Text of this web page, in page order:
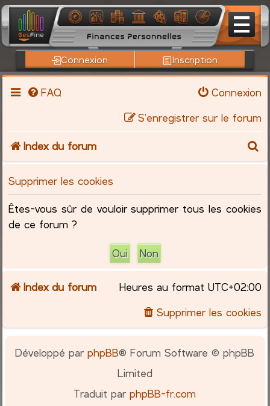
Connexion Inscription
FAQ
Connexion
S’enregistrer sur le forum
Index du forum
c
r
c
h
Supprimer les cookies
Êtes-vous sûr de vouloir supprimer tous les cookies
de ce forum ?
Index du forum Heures au format UTC+02:00
Supprimer les cookies
Développé parphpBB® Forum Software © phpBB
Limited
Traduit parphpBB-fr.com